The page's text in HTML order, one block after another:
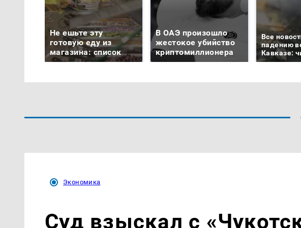
Не ешьте эту
готовую еду из
магазина: список
В ОАЭ произошло
жестокое убийство
криптомиллионера
Все
падению
Кавказе:
Экономика
Суд взыскал с